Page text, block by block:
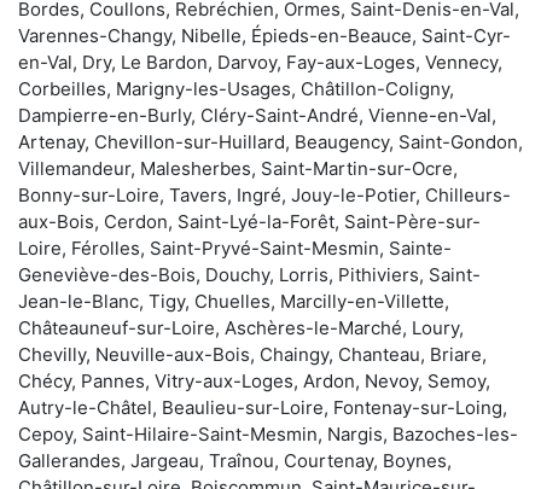
Bordes, Coullons, Rebréchien, Ormes, Saint-Denis-en-Val,
Varennes-Changy, Nibelle, Épieds-en-Beauce, Saint-Cyr-
en-Val, Dry, Le Bardon, Darvoy, Fay-aux-Loges, Vennecy,
Corbeilles, Marigny-les-Usages, Châtillon-Coligny,
Dampierre-en-Burly, Cléry-Saint-André, Vienne-en-Val,
Artenay, Chevillon-sur-Huillard, Beaugency, Saint-Gondon,
Villemandeur, Malesherbes, Saint-Martin-sur-Ocre,
Bonny-sur-Loire, Tavers, Ingré, Jouy-le-Potier, Chilleurs-
aux-Bois, Cerdon, Saint-Lyé-la-Forêt, Saint-Père-sur-
Loire, Férolles, Saint-Pryvé-Saint-Mesmin, Sainte-
Geneviève-des-Bois, Douchy, Lorris, Pithiviers, Saint-
Jean-le-Blanc, Tigy, Chuelles, Marcilly-en-Villette,
Châteauneuf-sur-Loire, Aschères-le-Marché, Loury,
Chevilly, Neuville-aux-Bois, Chaingy, Chanteau, Briare,
Chécy, Pannes, Vitry-aux-Loges, Ardon, Nevoy, Semoy,
Autry-le-Châtel, Beaulieu-sur-Loire, Fontenay-sur-Loing,
Cepoy, Saint-Hilaire-Saint-Mesmin, Nargis, Bazoches-les-
Gallerandes, Jargeau, Traînou, Courtenay, Boynes,